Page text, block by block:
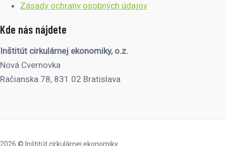
Zásady ochrany osobných údajov
Kde nás nájdete
Inštitút cirkulárnej ekonomiky, o.z.
Nová Cvernovka
Račianska 78, 831 02 Bratislava
2026 © Inštitút cirkulárnej ekonomiky